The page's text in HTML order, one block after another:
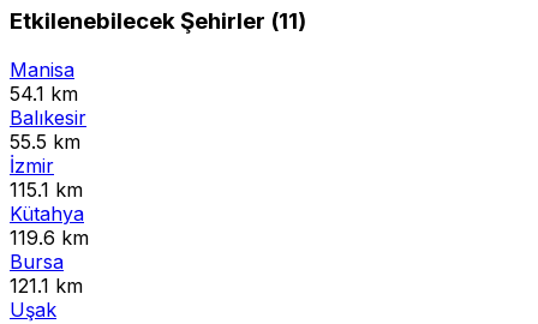
Etkilenebilecek Şehirler (11)
Manisa
54.1 km
Balıkesir
55.5 km
İzmir
115.1 km
Kütahya
119.6 km
Bursa
121.1 km
Uşak